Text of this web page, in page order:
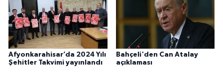
Afyonkarahisar’da 2024 Yılı
Şehitler Takvimi yayınlandı
Bahçeli'den Can Atalay
açıklaması